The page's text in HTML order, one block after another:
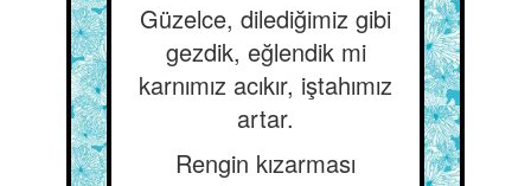
Güzelce, dilediğimiz gibi
gezdik, eğlendik mi
karnımız acıkır, iştahımız
artar.
Rengin kızarması